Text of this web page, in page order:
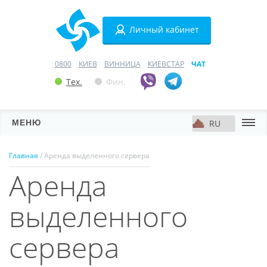
Личный кабинет
0800 КИЕВ ВИННИЦА КИЕВСТАР ЧАТ
Тех. Фин.
МЕНЮ
Домены
VPN
SSL
Главная / Аренда выделенного сервера
Аренда
выделенного
сервера